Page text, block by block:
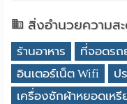
สิ่งอำนวยความส
ร้านอาหาร ที่จอดร
อินเตอร์เน็ต Wifi
ป
เครื่องซักผ้าหยอดเห